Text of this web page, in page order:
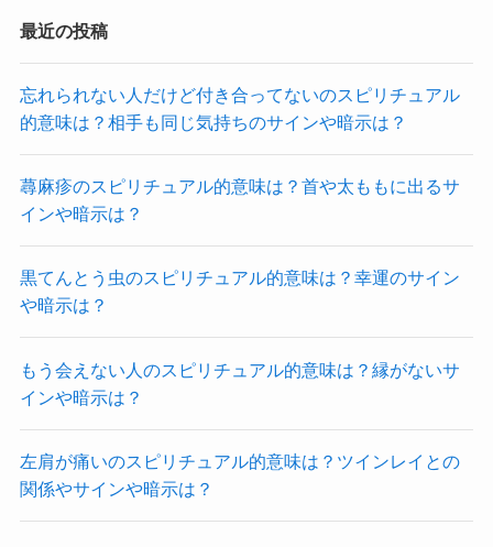
最近の投稿
忘れられない人だけど付き合ってないのスピリチュアル
的意味は？相手も同じ気持ちのサインや暗示は？
蕁麻疹のスピリチュアル的意味は？首や太ももに出るサ
インや暗示は？
黒てんとう虫のスピリチュアル的意味は？幸運のサイン
や暗示は？
もう会えない人のスピリチュアル的意味は？縁がないサ
インや暗示は？
左肩が痛いのスピリチュアル的意味は？ツインレイとの
関係やサインや暗示は？